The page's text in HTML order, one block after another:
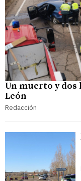
Un muerto y dos
León
Redacción